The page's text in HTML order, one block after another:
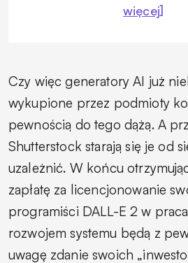
więcej]
Czy więc generatory AI już
wykupione przez podmioty
pewnością do tego dążą. A
Shutterstock starają się je od
uzależnić. W końcu
zapłatę za licencjonowanie
programiści DALL-E 2 w
rozwojem systemu będą z
uwagę zdanie swoich